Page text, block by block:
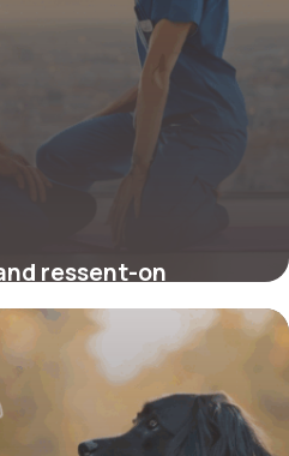
ressent-on
?